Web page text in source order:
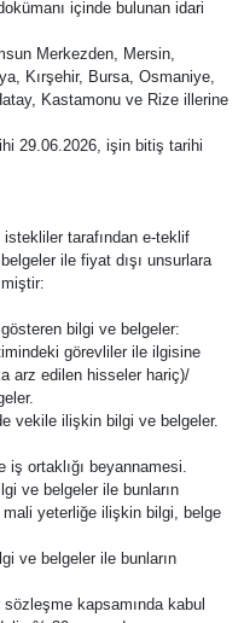
içinde bulunan idari
Merkezden, Mersin,
Kırşehir, Bursa, Osmaniye,
Kastamonu ve Rize illerine
29.06.2026, işin bitiş tarihi
tarafından e-teklif
ile fiyat dışı unsurlara
bilgi ve belgeler:
görevliler ile ilgisine
arz edilen hisseler hariç)/
vekile ilişkin bilgi ve belgeler.
iş ortaklığı beyannamesi.
ve belgeler ile bunların
yeterliğe ilişkin bilgi, belge
ve belgeler ile bunların
kapsamında kabul